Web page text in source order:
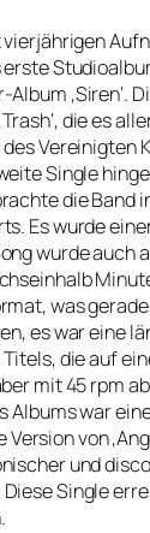
erste
Album ‚Siren‘.
die es
des Vereinigten
Single
die Band
Es wurde
wurde auch
was
es war eine
die auf
mit 45 rpm
Albums war
von
und
Single